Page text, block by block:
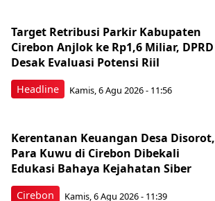
Headline
Target Retribusi Parkir Kabupaten
Cirebon Anjlok ke Rp1,6 Miliar, DPRD
Desak Evaluasi Potensi Riil
Kamis, 6 Agu 2026 - 11:56
Cirebon
Kerentanan Keuangan Desa Disorot,
Para Kuwu di Cirebon Dibekali
Edukasi Bahaya Kejahatan Siber
Kamis, 6 Agu 2026 - 11:39